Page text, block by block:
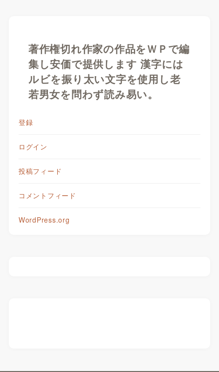
著作権切れ作家の作品をＷＰで編
集し安価で提供します 漢字には
ルビを振り太い文字を使用し老
若男女を問わず読み易い。
登録
ログイン
投稿フィード
コメントフィード
WordPress.org